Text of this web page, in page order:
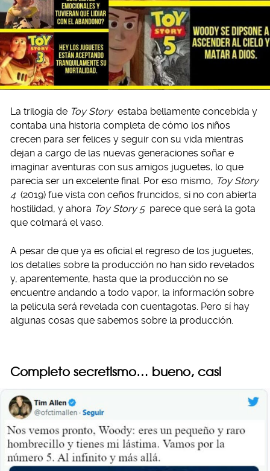
La trilogía de Toy Story estaba bellamente concebida y
contaba una historia completa de cómo los niños
crecen para ser felices y seguir con su vida mientras
dejan a cargo de las nuevas generaciones soñar e
imaginar aventuras con sus amigos juguetes, lo que
parecía ser un excelente final. Por eso mismo, Toy Story
4 (2019) fue vista con ceños fruncidos, si no con abierta
hostilidad, y ahora Toy Story 5 parece que será la gota
que colmará el vaso.
A pesar de que ya es oficial el regreso de los juguetes,
los detalles sobre la producción no han sido revelados
y, aparentemente, hasta que la producción no se
encuentre andando a todo vapor, la información sobre
la película será revelada con cuentagotas. Pero sí hay
algunas cosas que sabemos sobre la producción.
Completo secretismo… bueno, casi